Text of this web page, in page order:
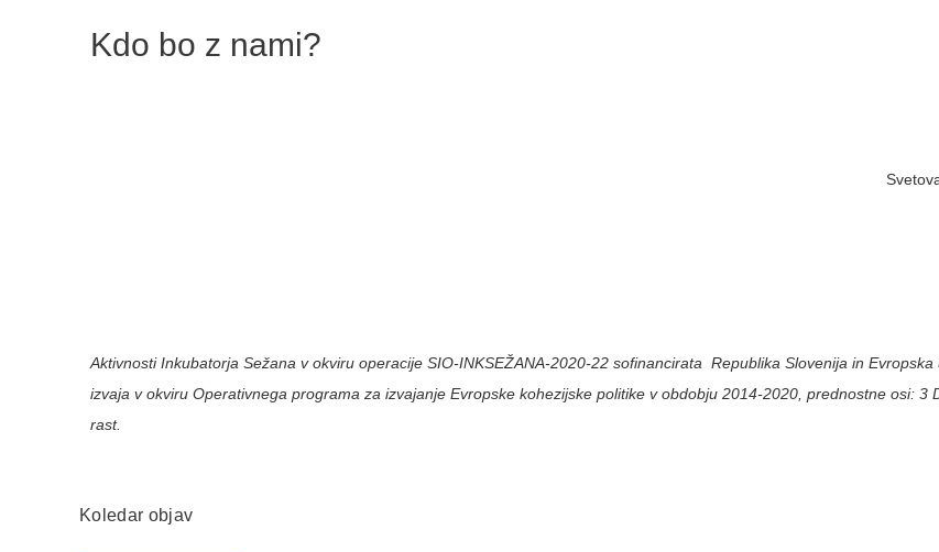
Kdo bo z nami?
Aktivnosti Inkubatorja Sežana v okviru operacije SIO-INKSEŽANA-2020-22 sofinancirata Republika Slovenija in
izvaja v okviru Operativnega programa za izvajanje Evropske kohezijske politike v obdobju 2014-2020, prednostne osi:
rast.
Koledar objav